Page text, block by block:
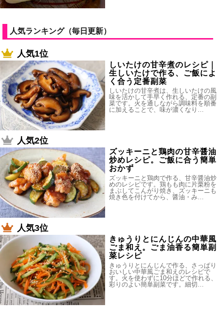
人気ランキング（毎日更新）
人気1位
しいたけの甘辛煮のレシピ｜
生しいたけで作る、ご飯によ
く合う定番副菜
しいたけの甘辛煮は、生しいたけの風
味を活かして手早く作れる、定番の副
菜です。火を通しながら調味料を順番
に加えることで、味が濃くなり…
人気2位
ズッキーニと鶏肉の甘辛醤油
炒めレシピ。ご飯に合う簡単
おかず
ズッキーニと鶏肉で作る、甘辛醤油炒
めのレシピです。鶏もも肉に片栗粉を
まぶしてこんがり焼き、ズッキーニも
焼き色を付けてから、醤油・み…
人気3位
きゅうりとにんじんの中華風
ごま和え。ごま油香る簡単副
菜レシピ
きゅうりとにんじんで作る、さっぱり
おいしい中華風ごま和えのレシピで
す。火を使わずに10分ほどで作れる、
彩りのよい簡単副菜です。細切…